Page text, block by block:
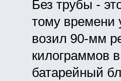
Без трубы -
тому времени
возил 90-мм
килограммов
батарейный